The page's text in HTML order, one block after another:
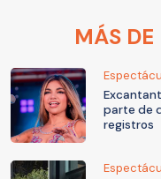
MÁS DE
parte de
registros